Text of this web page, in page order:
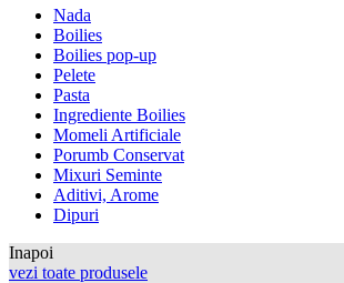
Nada
Boilies
Boilies pop-up
Pelete
Pasta
Ingrediente Boilies
Momeli Artificiale
Porumb Conservat
Mixuri Seminte
Aditivi, Arome
Dipuri
Inapoi
vezi toate produsele